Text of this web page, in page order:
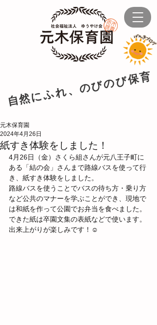
自然にふれ、のびのび保育
紙すき体験をしました！
元木保育園
2024年4月26日
4月26日（金）さくら組さんが元八王子町に
ある「結の会」さんまで路線バスを使って行
き、紙すき体験をしました。
路線バスを使うことでバスの待ち方・乗り方
など公共のマナーを学ぶことができ、現地で
は和紙を作って公園でお弁当を食べました。
できた紙は卒園文集の表紙などで使います。
出来上がりが楽しみです！☺